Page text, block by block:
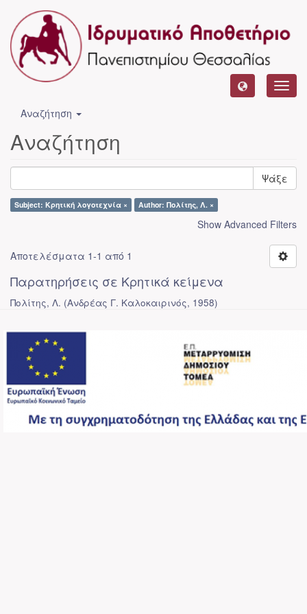
Αναζήτηση
Αναζήτηση
Ψάξε
Subject: Κρητική λογοτεχνία × Author: Πολίτης, Λ. ×
Show Advanced Filters
Αποτελέσματα 1-1 από 1
Παρατηρήσεις σε Κρητικά κείμενα
Πολίτης, Λ. (Ανδρέας Γ. Καλοκαιρινός, 1958)